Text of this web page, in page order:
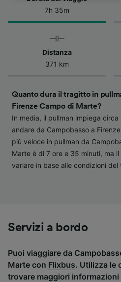
7h 35m
Distanza
371 km
Quanto dura il tragitto in
Firenze Campo di Marte?
In media, il pullman impiega
andare da Campobasso a
più veloce in pullman da
Marte è di 7 ore e 35 minuti, ma
variare in base alle condizioni
Servizi a bordo
Puoi viaggiare da
Marte con Flixbus. Utilizza le
trovare maggiori
verranno segnalate ai
influenzeranno i dati sulla
dati non verranno usati a
tracciamento se non ci
per farlo.
fornire:
Utilizzare dati di
Scansione attiva delle
dispositivo ai fini
Archiviare informazioni
accedervi. Pubblicità e
personalizzati,
dei contenuti e degli